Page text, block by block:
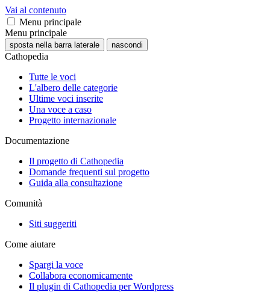
Vai al contenuto
Menu principale
Menu principale
sposta nella barra laterale nascondi
Cathopedia
Tutte le voci
L'albero delle categorie
Ultime voci inserite
Una voce a caso
Progetto internazionale
Documentazione
Il progetto di Cathopedia
Domande frequenti sul progetto
Guida alla consultazione
Comunità
Siti suggeriti
Come aiutare
Spargi la voce
Collabora economicamente
Il plugin di Cathopedia per Wordpress